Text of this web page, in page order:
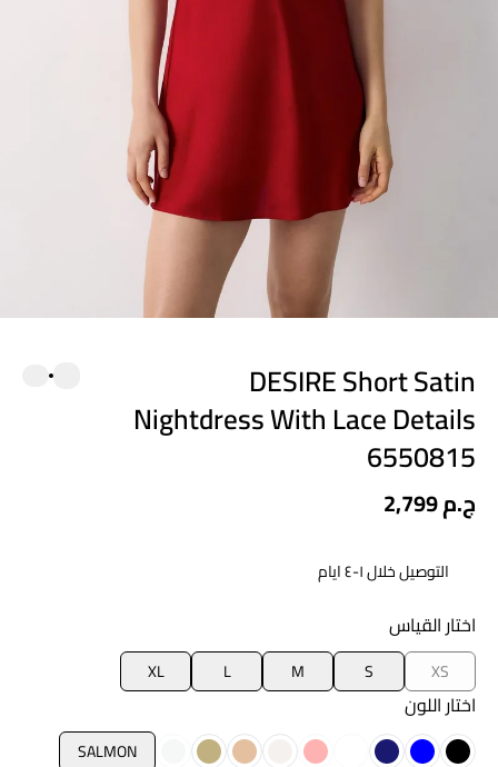
DESIRE Short Satin
Nightdress With Lace Details
6550815
2,799 ج.م
التوصيل خلال ١-٤ ايام
اختار القياس
XS
S
M
L
XL
اختار اللون
SALMON